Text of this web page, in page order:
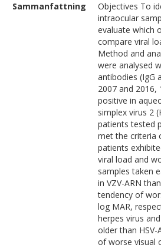
Sammanfattning
Objectives To
intraocular
evaluate which
compare viral
Method and
were analysed
antibodies (IgG
2007 and 2016,
positive in
simplex virus 2
patients tested
met the criteria
patients
viral load and
samples taken
in VZV-ARN
tendency of
log MAR,
herpes virus
older than
of worse visual